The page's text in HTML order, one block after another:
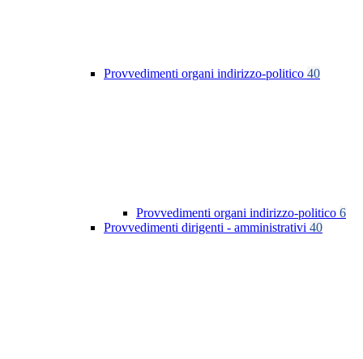
Provvedimenti organi indirizzo-politico 40
Provvedimenti organi indirizzo-politico 6
Provvedimenti dirigenti - amministrativi 40